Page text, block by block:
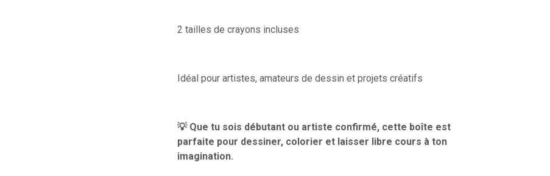
2 tailles de crayons incluses
Idéal pour artistes, amateurs de dessin et projets créatifs
💡 Que tu sois débutant ou artiste confirmé, cette boîte est
parfaite pour dessiner, colorier et laisser libre cours à ton
imagination.